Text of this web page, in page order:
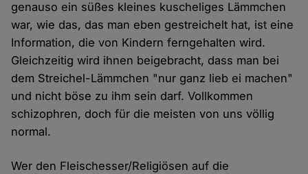
genauso ein süßes kleines kuscheliges Lämmchen
war, wie das, das man eben gestreichelt hat, ist eine
Information, die von Kindern ferngehalten wird.
Gleichzeitig wird ihnen beigebracht, dass man bei
dem Streichel-Lämmchen "nur ganz lieb ei machen"
und nicht böse zu ihm sein darf. Vollkommen
schizophren, doch für die meisten von uns völlig
normal.
Wer den Fleischesser/Religiösen auf die